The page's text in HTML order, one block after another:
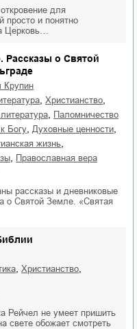
для
просто и понятно
Церковь…
Рассказы о Святой
Крупин
христианство
паломничество
к Богу духовные ценности
жизнь
православная вера
рассказы и дневниковые
о Святой Земле. «Святая
христианство
Рейчел не умеет пришить
свете обожает смотреть